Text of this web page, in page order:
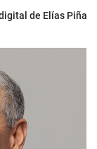
de Elías Piña